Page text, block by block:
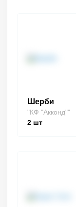
Шерби
"КФ "Акконд""
2 шт